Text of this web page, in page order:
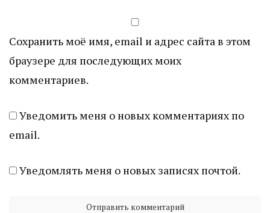
Сохранить моё имя, email и адрес сайта в этом
браузере для последующих моих
комментариев.
Уведомить меня о новых комментариях по
email.
Уведомлять меня о новых записях почтой.